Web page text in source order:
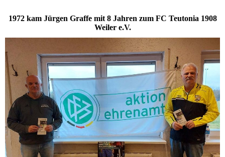
1972 kam Jürgen Graffe mit 8 Jahren zum FC Teutonia 1908
Weiler e.V.